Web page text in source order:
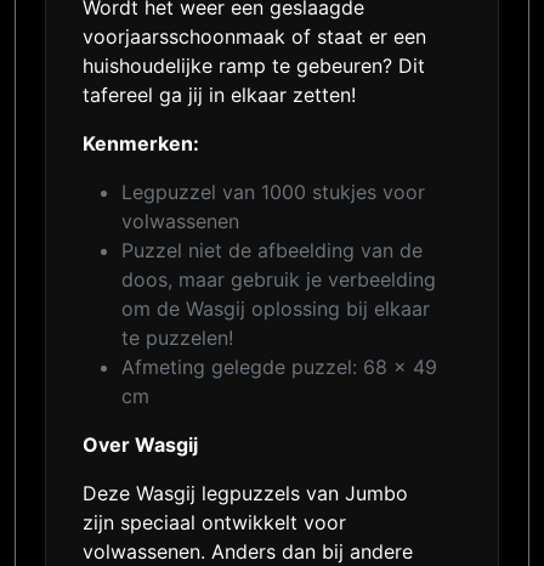
Wordt het weer een geslaagde
voorjaarsschoonmaak of staat er een
huishoudelijke ramp te gebeuren? Dit
tafereel ga jij in elkaar zetten!
Kenmerken:
Legpuzzel van 1000 stukjes voor
volwassenen
Puzzel niet de afbeelding van de
doos, maar gebruik je verbeelding
om de Wasgij oplossing bij elkaar
te puzzelen!
Afmeting gelegde puzzel: 68 x 49
cm
Over Wasgij
Deze Wasgij legpuzzels van Jumbo
zijn speciaal ontwikkelt voor
volwassenen. Anders dan bij andere